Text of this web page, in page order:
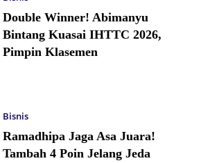
Double Winner! Abimanyu
Bintang Kuasai IHTTC 2026,
Pimpin Klasemen
Bisnis
Ramadhipa Jaga Asa Juara!
Tambah 4 Poin Jelang Jeda